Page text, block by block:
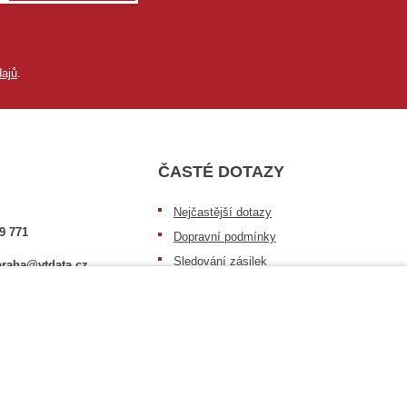
.
771
ČASTÉ DOTAZY
Nejčastější dotazy
Dopravní podmínky
Sledování zásilek